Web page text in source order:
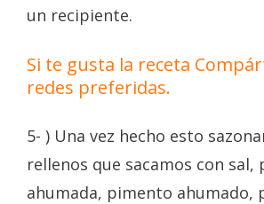
un recipiente.
Si te gusta la receta
redes preferidas.
5- ) Una vez hecho esto
rellenos que sacamos con sal,
ahumada, pimento ahumado,